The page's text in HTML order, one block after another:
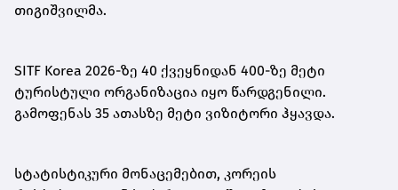
თიგიშვილმა.
SITF Korea 2026-ზე 40 ქვეყნიდან 400-ზე მეტი
ტურისტული ორგანიზაცია იყო წარდგენილი.
გამოფენას 35 ათასზე მეტი ვიზიტორი ჰყავდა.
სტატისტიკური მონაცემებით, კორეის